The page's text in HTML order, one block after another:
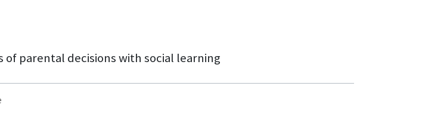
of parental decisions with social learning